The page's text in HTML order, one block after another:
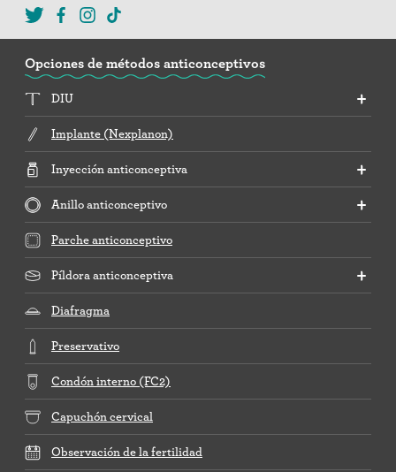
Opciones de métodos anticonceptivos
DIU
Implante (Nexplanon)
Inyección anticonceptiva
Anillo anticonceptivo
Parche anticonceptivo
Píldora anticonceptiva
Diafragma
Preservativo
Condón interno (FC2)
Capuchón cervical
Observación de la fertilidad